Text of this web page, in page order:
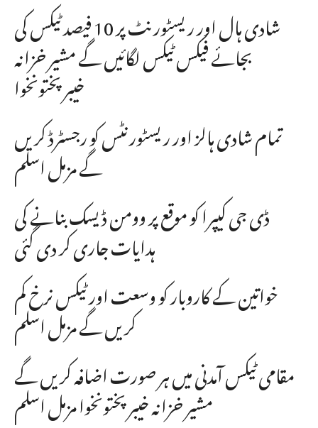
شادی ہال اور ریسٹورنٹ پر 10 فیصد ٹیکس کی
بجائے فیکس ٹیکس لگائیں گے مشیر خزانہ
خیبرپختونخوا
تمام شادی ہالز اور ریسٹورنٹس کو رجسٹرڈ کریں
گے مزمل اسلم
ڈی جی کیپرا کو موقع پر وومن ڈیسک بنانے کی
ہدایات جاری کر دی گئی
خواتین کے کاروبار کو وسعت اور ٹیکس نرخ کم
کریں گے مزمل اسلم
مقامی ٹیکس آمدنی میں ہر صورت اضافہ کریں گے
مشیر خزانہ خیبرپختونخوا مزمل اسلم